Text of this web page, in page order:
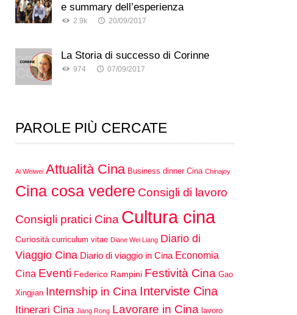
e summary dell’esperienza
2.9k 20/09/2017
La Storia di successo di Corinne
974 07/09/2017
PAROLE PIÙ CERCATE
Ai Weiwei Attualità Cina Business dinner Cina Chinajoy
Cina cosa vedere Consigli di lavoro
Consigli pratici Cina Cultura cina
Curiosità curriculum vitae Diane Wei Liang Diario di
Viaggio Cina Diario di viaggio in Cina Economia
Cina Eventi Federico Rampini Festività Cina Gao
Xingjian Internship in Cina Interviste Cina
Itinerari Cina Jiang Rong Lavorare in Cina lavoro